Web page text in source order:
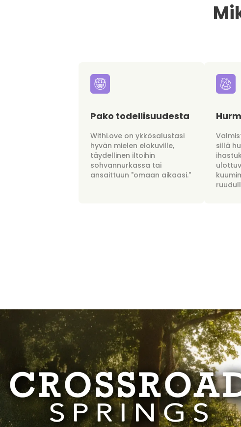
Pako todellisuudesta
WithLove on ykkösalustasi
hyvän mielen elokuville,
täydellinen iltoihin
sohvannurkassa tai
ansaittuun "omaan aikaasi."
sillä